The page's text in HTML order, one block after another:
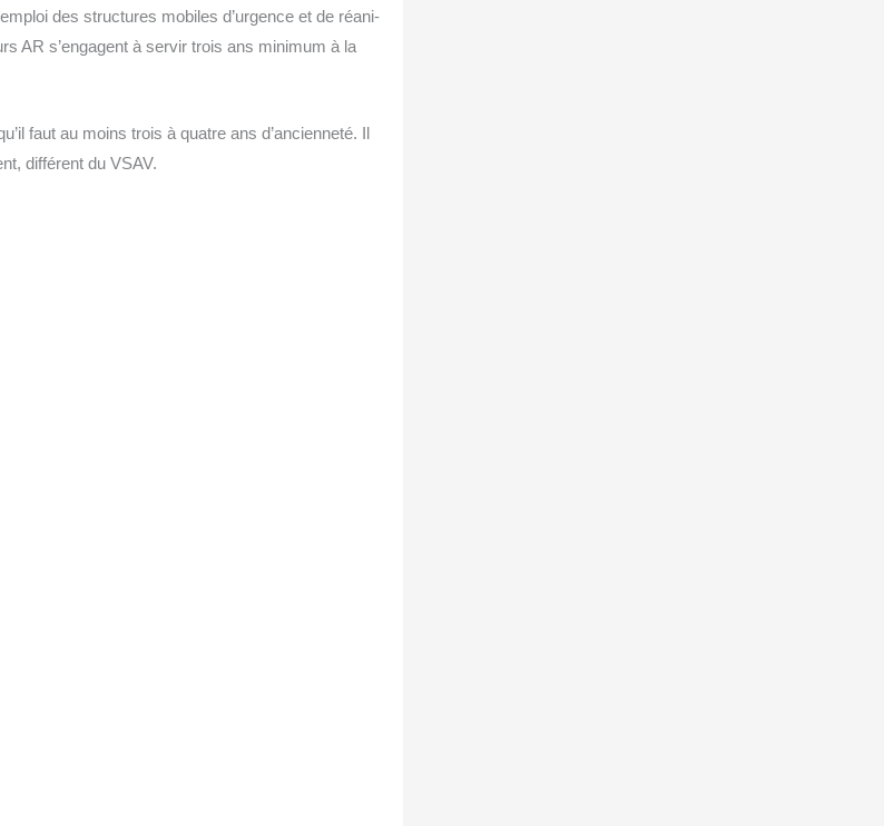
des struc­tures mobiles d’urgence et de réani­
AR s’en­gagent à ser­vir trois ans mini­mum à la
faut au moins trois à quatre ans d’ancienneté. Il
dif­fé­rent du VSAV.